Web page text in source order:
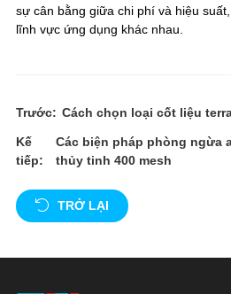
sự cân bằng giữa chi phí và hiệu
lĩnh vực ứng dụng khác nhau.
Trước: Cách chọn loại cốt liệu
Kế
tiếp:
Các biện pháp phòng ngừa
thủy tinh 400 mesh
TRỞ LẠI